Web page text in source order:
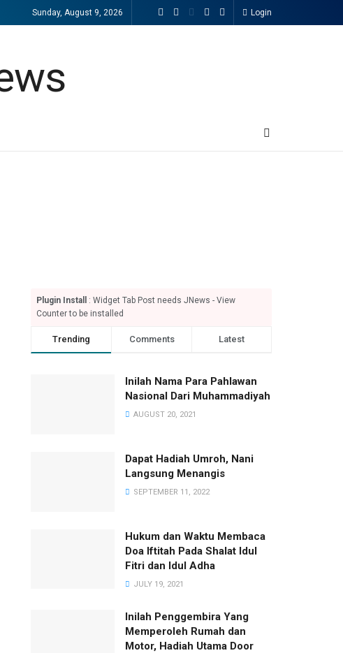
Sunday, August 9, 2026 Login
Plugin Install
: Widget Tab Post needs JNews - View
Counter to be installed
Trending Comments Latest
Inilah Nama Para Pahlawan
Nasional Dari Muhammadiyah
AUGUST 20, 2021
Dapat Hadiah Umroh, Nani
Langsung Menangis
SEPTEMBER 11, 2022
Hukum dan Waktu Membaca
Doa Iftitah Pada Shalat Idul
Fitri dan Idul Adha
JULY 19, 2021
Inilah Penggembira Yang
Memperoleh Rumah dan
Motor, Hadiah Utama Door